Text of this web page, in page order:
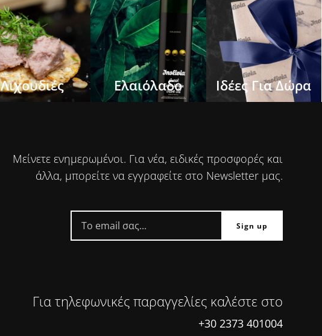
Λιχουδιές Ελαιόλαδο Ιδέες Για Δώρα
Μείνετε ενημερωμένοι. Για νέα, ειδικές προσφορές και
άλλα, μπορείτε να εγγραφείτε στο Newsletter μας.
Για τηλεφωνικές παραγγελίες καλέστε στο
+30 2373 401004